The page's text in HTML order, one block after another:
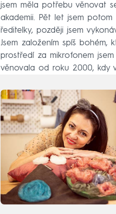
jsem měla potřebu věnovat
akademii. Pět let jsem
ředitelky, později jsem
Jsem založením spíš bohém,
prostředí za mikrofonem
věnovala od roku 2000, kdy